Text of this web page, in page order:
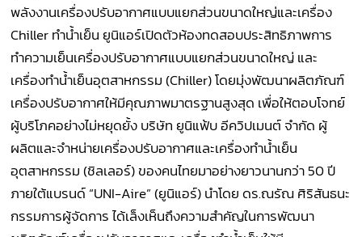
พลังงานเครื่องปรับอากาศแบบแยกส่วนขนาดใหญ่และเครื่อง
Chiller ทำน้ำเย็น ยูนิแอร์เปิดตัวห้องทดสอบประสิทธิภาพการ
ทำความเย็นเครื่องปรับอากาศแบบแยกส่วนขนาดใหญ่ และ
เครื่องทำน้ำเย็นอุตสาหกรรม (Chiller) โดยมุ่งพัฒนาผลิตภัณฑ์
เครื่องปรับอากาศให้มีคุณภาพมาตรฐานสูงสุด เพื่อให้ตอบโจทย์
ผู้บริโภคอย่างไม่หยุดยั้ง บริษัท ยูนิแฟ้บ อีควิปเมนต์ จำกัด ผู้
ผลิตและจำหน่ายเครื่องปรับอากาศและเครื่องทำน้ำเย็น
อุตสาหกรรม (ชิลเลอร์) ของคนไทยมาอย่างยาวนานกว่า 50 ปี
ภายใต้แบรนด์ “UNI-Aire” (ยูนิแอร์) นำโดย ดร.ณรัณ ศิริสันธนะ
กรรมการผู้จัดการ ได้เล็งเห็นถึงความสำคัญในการพัฒนา